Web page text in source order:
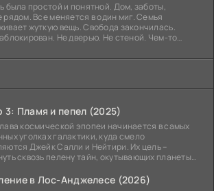
была простой и понятной. Дом, заботы,
рядом. Все меняется в один миг. Семья
жуткую вещь. Свобода закончилась.
Не дверью. Не стеной. Чем-то
3: Пламя и пепел (2025)
космической эпопеи начинается в самых
уголках галактики, куда смело
Джейк Салли и Нейтири. Их цель –
сквозь пелену тайн, окутывающих планеты
в Лос-Анджелесе (2026)